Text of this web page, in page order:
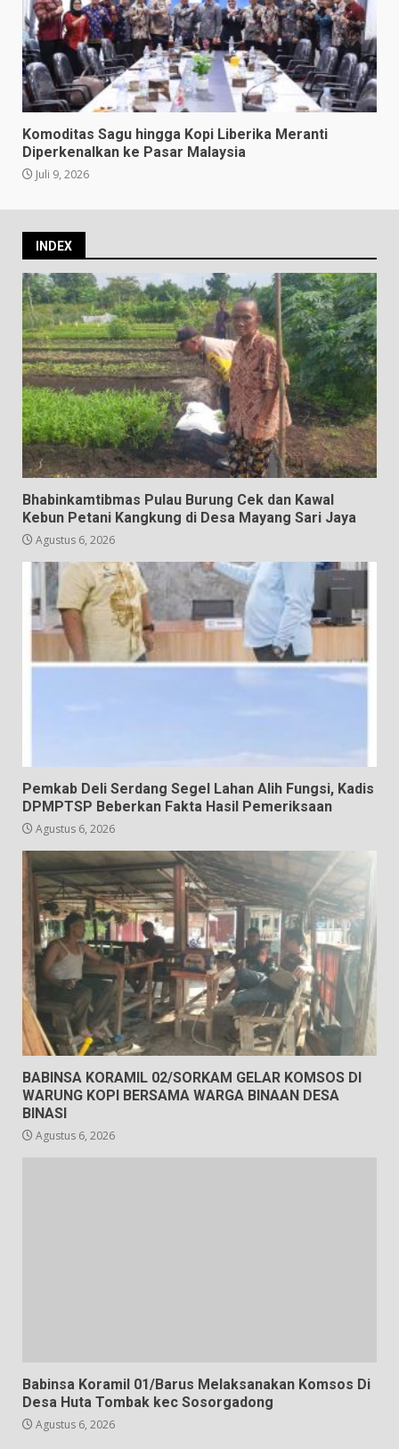
Komoditas Sagu hingga Kopi Liberika Meranti
Diperkenalkan ke Pasar Malaysia
Juli 9, 2026
INDEX
Bhabinkamtibmas Pulau Burung Cek dan Kawal
Kebun Petani Kangkung di Desa Mayang Sari Jaya
Agustus 6, 2026
Pemkab Deli Serdang Segel Lahan Alih Fungsi, Kadis
DPMPTSP Beberkan Fakta Hasil Pemeriksaan
Agustus 6, 2026
BABINSA KORAMIL 02/SORKAM GELAR KOMSOS DI
WARUNG KOPI BERSAMA WARGA BINAAN DESA
BINASI
Agustus 6, 2026
Babinsa Koramil 01/Barus Melaksanakan Komsos Di
Desa Huta Tombak kec Sosorgadong
Agustus 6, 2026